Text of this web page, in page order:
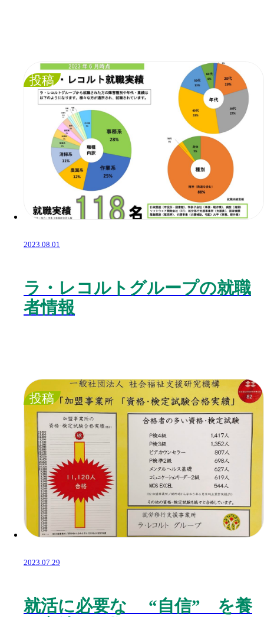
投稿
2023.08.01
ラ・レコルトグループの就職
者情報
投稿
2023.07.29
就活に必要な “自信” を養